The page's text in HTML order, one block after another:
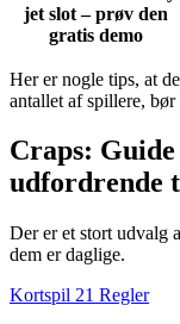
jet slot – prøv den
gratis demo
Her er nogle tips, at
antallet af spillere,
Craps:
udfordrende
Der er et stort udvalg
dem er daglige.
Kortspil 21 Regler